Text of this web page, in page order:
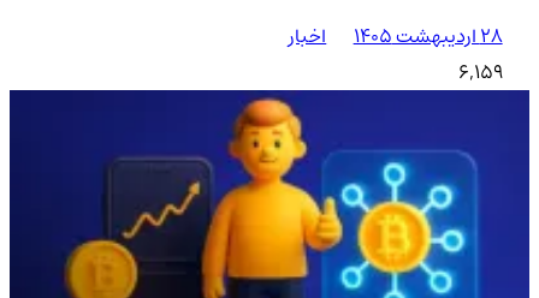
۲۸ اردیبهشت ۱۴۰۵
اخبار
6,159